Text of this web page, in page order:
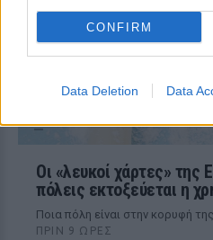
CONFIRM
Data Deletion Data
Οι «λευκοί χάρτες» της
πόλεις εκτοξεύεται η
Ποια πόλη είναι στην κορυφή
ΠΡΙΝ 9 ΏΡΕΣ